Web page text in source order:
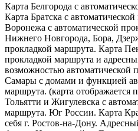
Карта Белгорода с
Карта Братска с
Воронежа с автоматической
Нижнего Новгорода, Бора,
прокладкой маршрута. Карта
прокладкой маршрута и
возможностью автоматической
Самары с домами и функцией
маршрута. (карта отображается
Тольятти и Жигулевска с
маршрута. Юг России. Карта
себя г. Ростов-на-Дону.